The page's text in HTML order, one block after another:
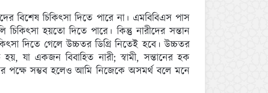
বিশেষ চিকিৎসা দিতে পারে না। এমবিবিএস পাস
চিকিৎসা হয়তো দিতে পারে। কিন্তু নারীদের সন্তান
দিতে গেলে উচ্চতর ডিগ্রি নিতেই হবে। উচ্চতর
যা একজন বিবাহিত নারী; স্বামী, সন্তানের হক
পক্ষে সম্ভব হলেও আমি নিজেকে অসমর্থ বলে মনে